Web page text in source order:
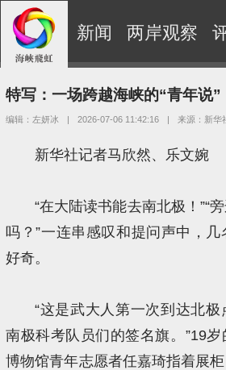
新闻 两岸观察
特写：一场跨越海峡的“青年说”
编辑：左妍冰 | 2026-07-06 11:42:16 | 来源：新华
新华社记者马欣然、乐文婉
“在大陆读书能去南北极！”“
吗？”一连串感叹和提问声中，
好奇。
“这是武大人第一次到达北
南极科考队员们的签名旗。”19
博物馆青年志愿者任嘉琦指着展